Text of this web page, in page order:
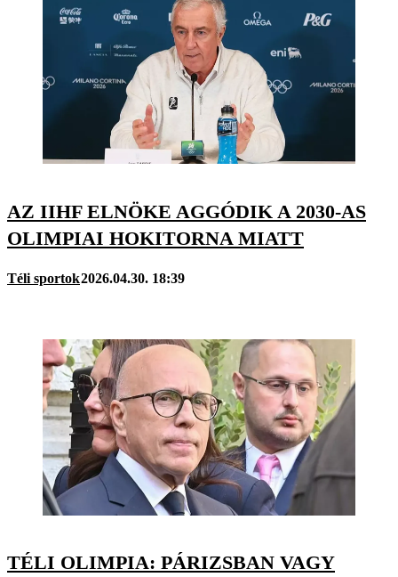
AZ IIHF ELNÖKE AGGÓDIK A 2030-AS
OLIMPIAI HOKITORNA MIATT
Téli sportok2026.04.30. 18:39
TÉLI OLIMPIA: PÁRIZSBAN VAGY